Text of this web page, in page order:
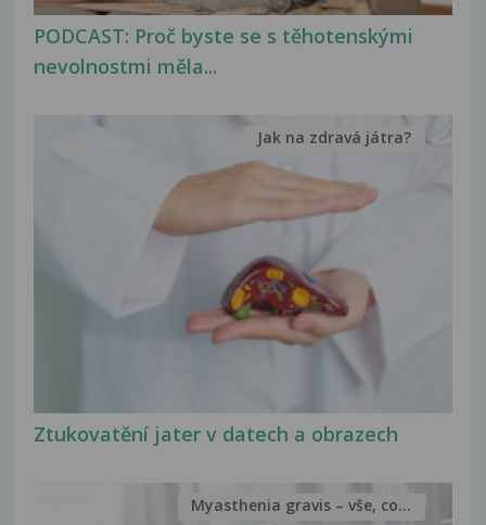
PODCAST: Proč byste se s těhotenskými
nevolnostmi měla...
Ztukovatění jater v datech a obrazech
Jak na zdravá játra?
Myasthenia gravis – vše, co...